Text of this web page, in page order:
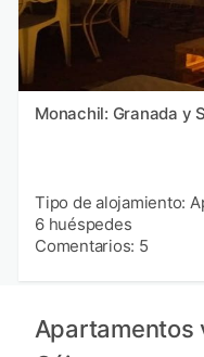
Monachil: Granada y
Tipo de alojamiento:
6 huéspedes
Comentarios: 5
Apartamentos